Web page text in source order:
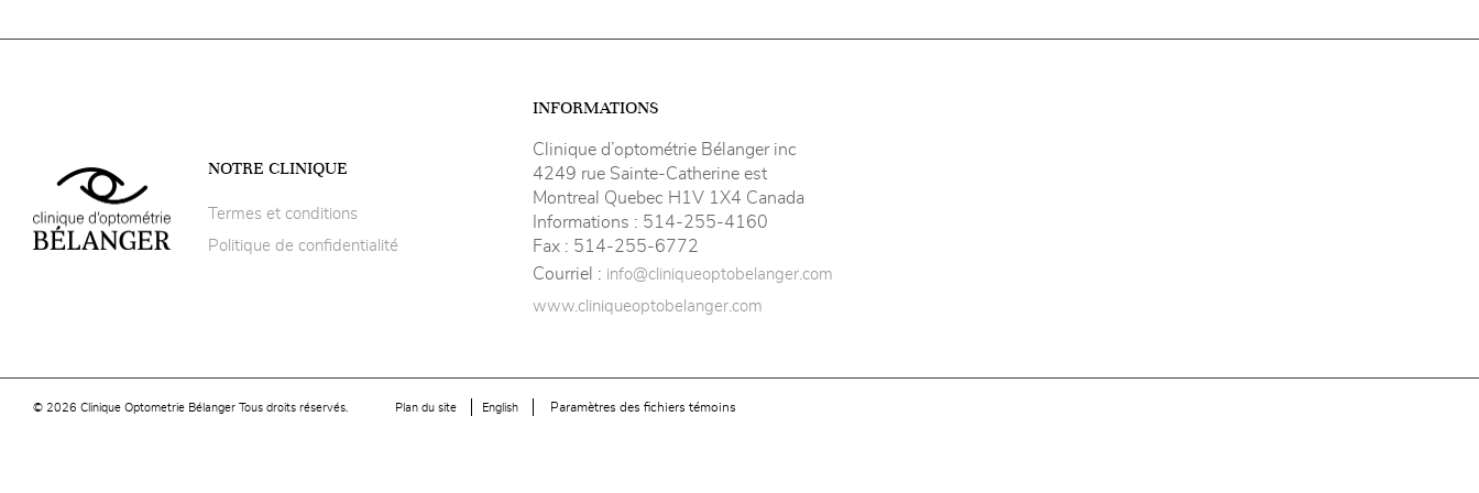
NOTRE CLINIQUE
Termes et conditions
Politique de confidentialité
INFORMATIONS
Clinique d’optométrie Bélanger inc
4249 rue Sainte-Catherine est
Montreal Quebec H1V 1X4 Canada
Informations : 514-255-4160
Fax : 514-255-6772
Courriel : info@cliniqueoptobelanger.com
www.cliniqueoptobelanger.com
© 2026 Clinique Optometrie Bélanger Tous droits réservés. Plan du site English Paramètres des fichiers témoins